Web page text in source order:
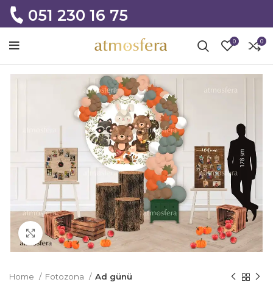
051 230 16 75
0 0
Click to enlarge
Home Fotozona Ad günü